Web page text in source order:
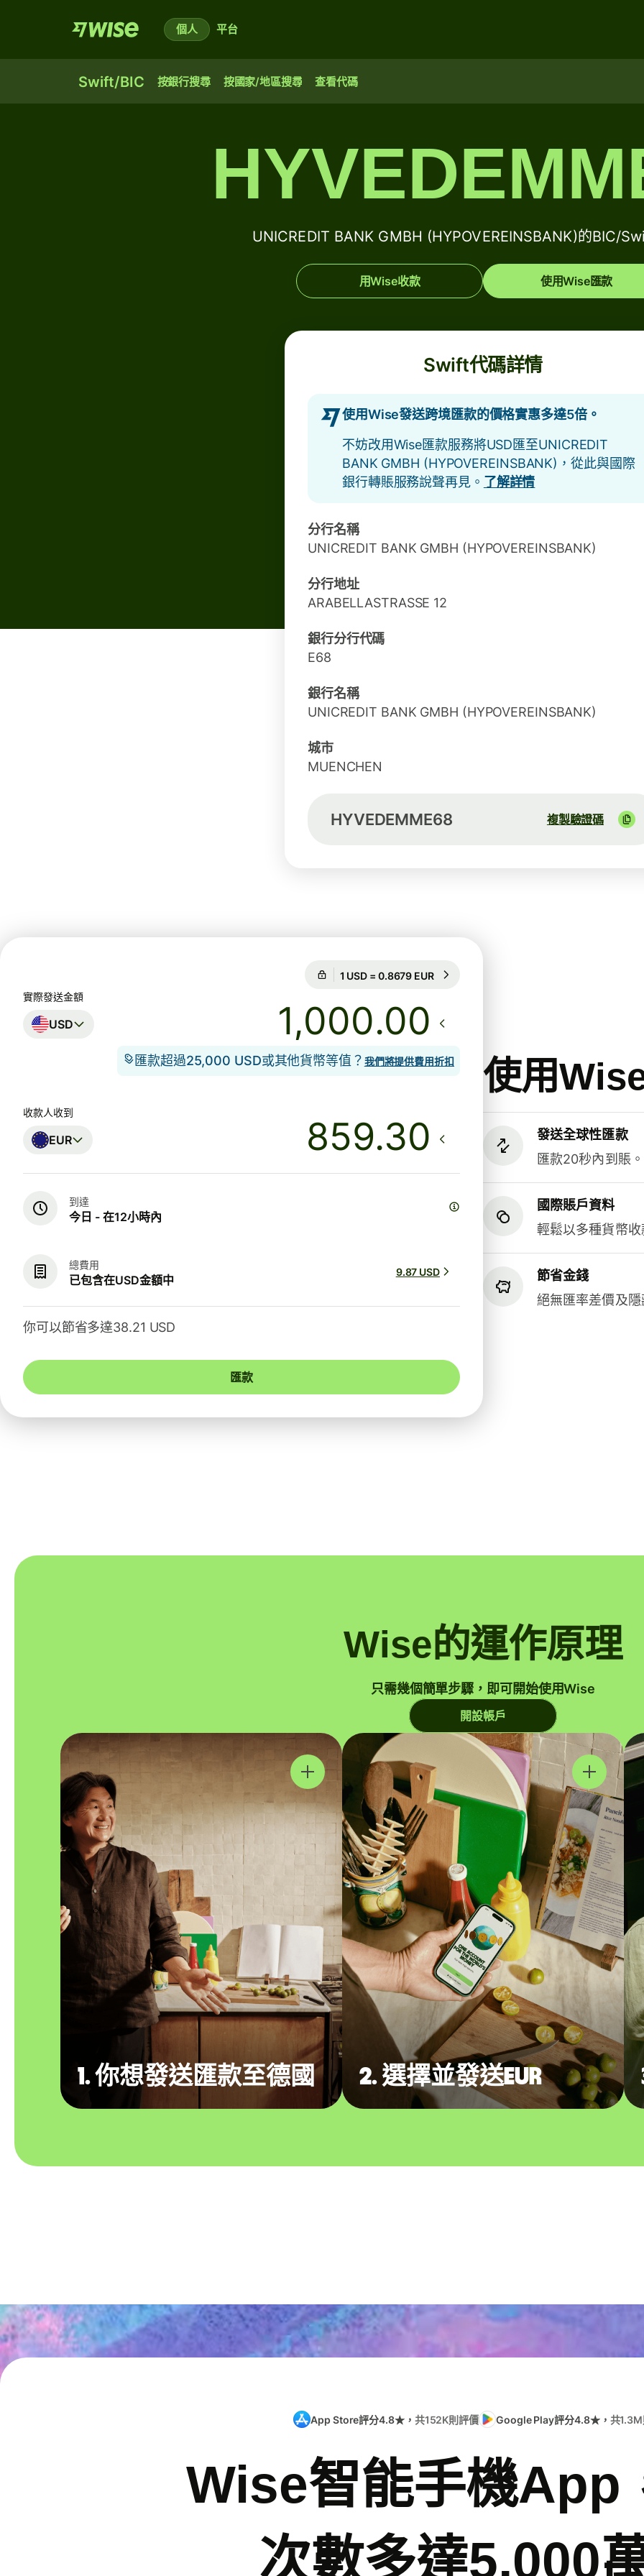
個人 平台
Swift/BIC 按銀行搜尋 按國家/地區搜尋 查看代碼
UNICREDIT BANK GMBH (HYPOVEREINSBANK)的BIC/
用Wise收款 使用Wise匯款
Swift代碼詳情
使用Wise發送跨境匯款的價格實惠多達5倍。
不妨改用Wise匯款服務將USD匯至UNICREDIT
BANK GMBH (HYPOVEREINSBANK)，從此與國際
銀行轉賬服務說聲再見。 了解詳情
分行名稱
UNICREDIT BANK GMBH (HYPOVEREINSBANK)
分行地址
ARABELLASTRASSE 12
銀行分行代碼
E68
銀行名稱
UNICREDIT BANK GMBH (HYPOVEREINSBANK)
城市
MUENCHEN
HYVEDEMME68 複製驗證碼
使用
發送全球性匯款
匯款20秒內到賬。
國際賬戶資料
輕鬆以多種貨幣
節省金錢
絕無匯率差價及
匯率保證為期20小時
實際發送金額
USD .00
匯款超過25,000 USD或其他貨幣等值？ 我們將提供費用折扣
收款人收到
EUR
到達
今日 - 在12小時內
總費用
已包含在USD金額中
9.87 USD
你可以節省多達38.21 USD
匯款
Wise的運作原理
只需幾個簡單步驟，即可開始使用Wise
開設帳戶
1. 你想發送匯款至德國 2. 選擇並發送EUR
App Store評分4.8★， 共152K則評價 Google Play評分4.8★， 共
Wise智能手機App
次數多達5,000